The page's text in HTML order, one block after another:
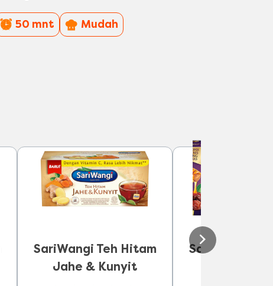
PreparationTime
50 mnt Difficulty
Mudah
SariWangi Teh Hitam
Jahe & Kunyit
SariWangi